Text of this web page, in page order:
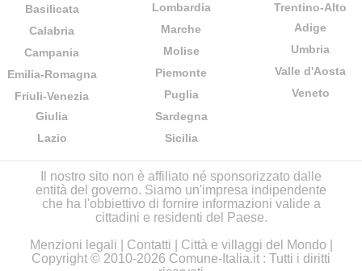
Basilicata
Calabria
Campania
Emilia-Romagna
Friuli-Venezia
Giulia
Lazio
Lombardia
Marche
Molise
Piemonte
Puglia
Sardegna
Sicilia
Trentino-Alto
Adige
Umbria
Valle d'Aosta
Veneto
Il nostro sito non è affiliato né sponsorizzato dalle
entità del governo. Siamo un'impresa indipendente
che ha l'obbiettivo di fornire informazioni valide a
cittadini e residenti del Paese.
Menzioni legali
Contatti Città e villaggi del Mondo
Copyright © 2010-2026 Comune-Italia.it : Tutti i diritti